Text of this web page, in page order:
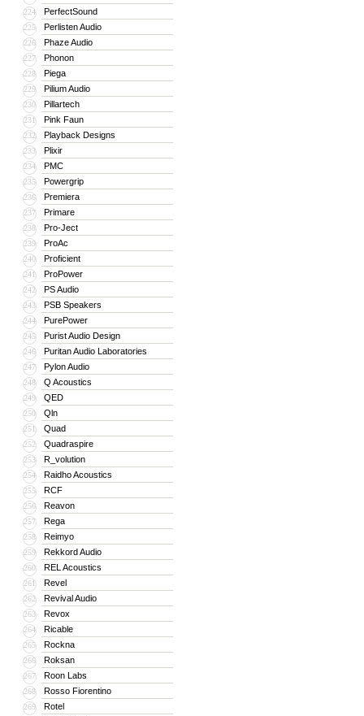
224 PerfectSound
225 Perlisten Audio
226 Phaze Audio
227 Phonon
228 Piega
229 Pilium Audio
230 Pillartech
231 Pink Faun
232 Playback Designs
233 Plixir
234 PMC
235 Powergrip
236 Premiera
237 Primare
238 Pro-Ject
239 ProAc
240 Proficient
241 ProPower
242 PS Audio
243 PSB Speakers
244 PurePower
245 Purist Audio Design
246 Puritan Audio Laboratories
247 Pylon Audio
248 Q Acoustics
249 QED
250 Qln
251 Quad
252 Quadraspire
253 R_volution
254 Raidho Acoustics
255 RCF
256 Reavon
257 Rega
258 Reimyo
259 Rekkord Audio
260 REL Acoustics
261 Revel
262 Revival Audio
263 Revox
264 Ricable
265 Rockna
266 Roksan
267 Roon Labs
268 Rosso Fiorentino
269 Rotel